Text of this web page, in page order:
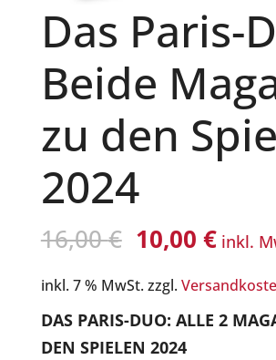
Das Paris-
Beide
zu den
2024
16,00€
war:
16,00 €
10,00 €
ist:
inkl.
inkl. 7 % MwSt. zzgl.
DAS PARIS-DUO: ALLE 2
DEN SPIELEN 2024